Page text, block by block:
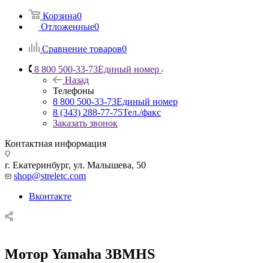
Корзина0
Отложенные0
Сравнение товаров0
8 800 500-33-73Единый номер
Назад
Телефоны
8 800 500-33-73Единый номер
8 (343) 288-77-75Тел./факс
Заказать звонок
Контактная информация
г. Екатеринбург, ул. Малышева, 50
shop@streletc.com
Вконтакте
Мотор Yamaha 3BMHS